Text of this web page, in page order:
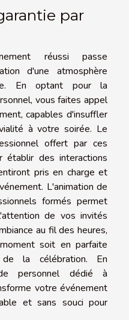
par
réussi passe
d'une atmosphère
En optant pour la
vous faites appel
capables d'insuffler
à votre soirée. Le
offert par ces
des interactions
pris en charge et
L'animation de
formés permet
de vos invités
au fil des heures,
soit en parfaite
la célébration. En
personnel dédié à
votre événement
et sans souci pour